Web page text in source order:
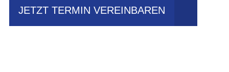
JETZT TERMIN VEREINBAREN